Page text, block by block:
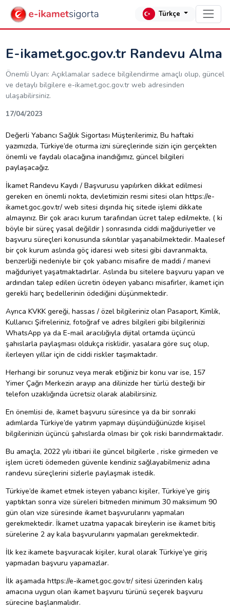
Türkçe
E-ikamet.goc.gov.tr Randevu Alma
Önemli Uyarı: Açıklamalar sadece bilgilendirme amaçlı olup, güncel
ve detaylı bilgilere e-ikamet.goc.gov.tr web adresinden
ulaşabilirsiniz.
17/04/2023
Değerli Yabancı Sağlık Sigortası Müşterilerimiz, Bu haftaki
yazımızda, Türkiye’de oturma izni süreçlerinde sizin için gerçekten
önemli ve faydalı olacağına inandığımız, güncel bilgileri
paylaşacağız.
İkamet Randevu Kaydı / Başvurusu yapılırken dikkat edilmesi
gereken en önemli nokta, devletimizin resmi sitesi olan https://e-
ikamet.goc.gov.tr/web sitesi dışında hiç sitede işlemi dikkate
almayınız. Bir çok aracı kurum tarafından ücret talep edilmekte, ( ki
böyle bir süreç yasal değildir ) sonrasında ciddi mağduriyetler ve
başvuru süreçleri konusunda sıkıntılar yaşanabilmektedir. Maalesef
bir çok kurum aslında göç idaresi web sitesi gibi davranmakta,
benzerliği nedeniyle bir çok yabancı misafire de maddi / manevi
mağduriyet yaşatmaktadırlar. Aslında bu sitelere başvuru yapan ve
ardından talep edilen ücretin ödeyen yabancı misafirler, ikamet için
gerekli harç bedellerinin ödediğini düşünmektedir.
Ayrıca KVKK gereği, hassas / özel bilgileriniz olan Pasaport, Kimlik,
Kullanıcı Şifreleriniz, fotoğraf ve adres bilgileri gibi bilgilerinizi
WhatsApp ya da E-mail aracılığıyla dijital ortamda üçüncü
şahıslarla paylaşması oldukça risklidir, yasalara göre suç olup,
ilerleyen yıllar için de ciddi riskler taşımaktadır.
Herhangi bir sorunuz veya merak etiğiniz bir konu var ise, 157
Yimer Çağrı Merkezin arayıp ana dilinizde her türlü desteği bir
telefon uzaklığında ücretsiz olarak alabilirsiniz.
En önemlisi de, ikamet başvuru süresince ya da bir sonraki
adımlarda Türkiye’de yatırım yapmayı düşündüğünüzde kişisel
bilgilerinizin üçüncü şahıslarda olması bir çok riski barındırmaktadır.
Bu amaçla, 2022 yılı itibari ile güncel bilgilerle , riske girmeden ve
işlem ücreti ödemeden güvenle kendiniz sağlayabilmeniz adına
randevu süreçlerini sizlerle paylaşmak istedik.
Türkiye’de ikamet etmek isteyen yabancı kişiler, Türkiye’ye giriş
yaptıktan sonra vize süreleri bitmeden minimum 30 maksimum 90
gün olan vize süresinde ikamet başvurularını yapmaları
gerekmektedir. İkamet uzatma yapacak bireylerin ise ikamet bitiş
sürelerine 2 ay kala başvurularını yapmaları gerekmektedir.
İlk kez ikamete başvuracak kişiler, kural olarak Türkiye’ye giriş
yapmadan başvuru yapamazlar.
İlk aşamada https://e-ikamet.goc.gov.tr/sitesi üzerinden kalış
amacına uygun olan ikamet başvuru türünü seçerek başvuru
sürecine başlanmalıdır.